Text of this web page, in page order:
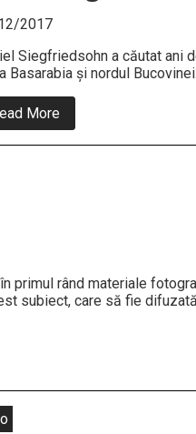
2017
Siegfriedsohn a căutat ani
Basarabia și nordul Bucovinei.
Moreabout
Daniel
Siegfriedsohn
primul rând materiale
subiect, care să fie